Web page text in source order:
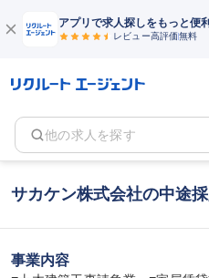
アプリで求人探しをもっと便
レビュー高評価無料
他の求人を探す
サカケン株式会社の中途
事業内容